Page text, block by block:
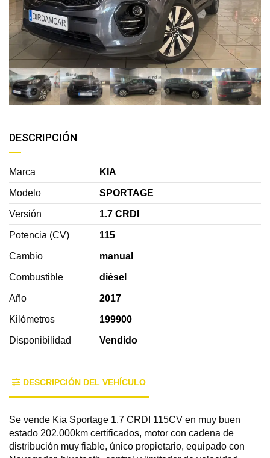
DESCRIPCIÓN
Marca KIA
Modelo SPORTAGE
Versión 1.7 CRDI
Potencia (CV) 115
Cambio manual
Combustible diésel
Año 2017
Kilómetros 199900
Disponibilidad Vendido
DESCRIPCIÓN DEL VEHÍCULO
Se vende Kia Sportage 1.7 CRDI 115CV en muy buen
estado 202.000km certificados, motor con cadena de
distribución muy fiable, único propietario, equipado con